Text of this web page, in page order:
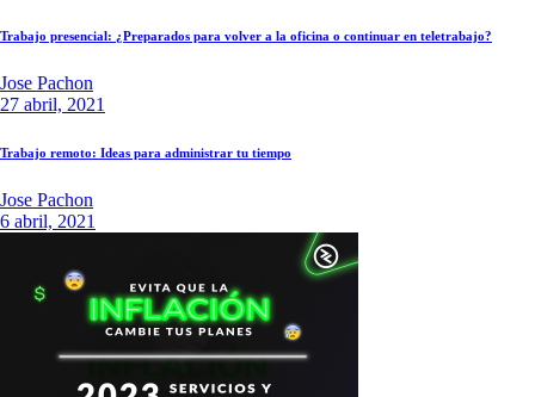
Trabajo presencial: ¿Preparados para volver a la oficina o continuar en teletrabajo?
Jose Pachon
27 abril, 2021
Trabajo remoto: Ideas para administrar tu tiempo
Jose Pachon
6 abril, 2021